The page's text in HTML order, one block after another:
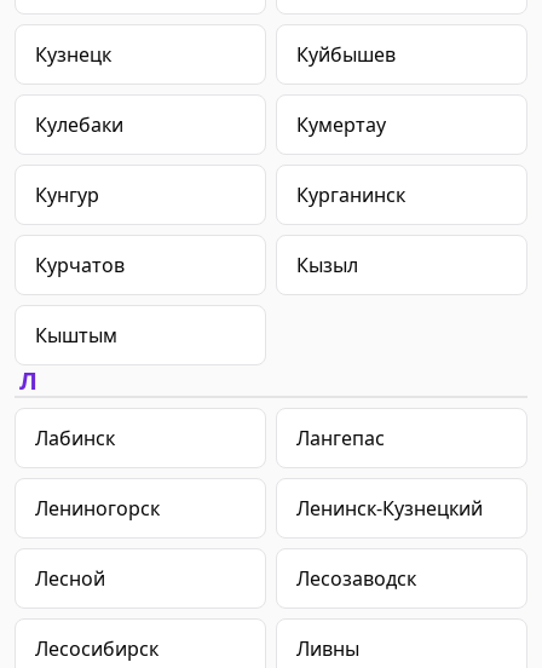
Кузнецк Куйбышев
Кулебаки Кумертау
Кунгур Курганинск
Курчатов Кызыл
Кыштым
Л
Лабинск Лангепас
Лениногорск Ленинск-Кузнецкий
Лесной Лесозаводск
Лесосибирск Ливны